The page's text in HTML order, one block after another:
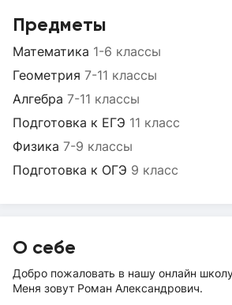
Предметы
Математика 1-6 классы
Геометрия 7-11 классы
Алгебра 7-11 классы
Подготовка к ЕГЭ 11 класс
Физика 7-9 классы
Подготовка к ОГЭ 9 класс
О себе
Добро пожаловать в нашу онлайн
Меня зовут Роман Александрович.